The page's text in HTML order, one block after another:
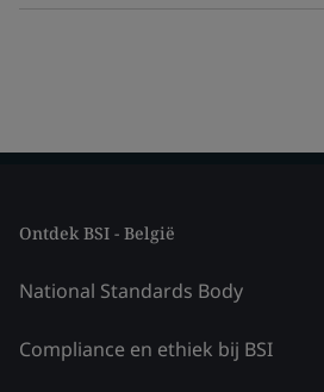
Ontdek BSI - België
National Standards Body
Compliance en ethiek bij BSI